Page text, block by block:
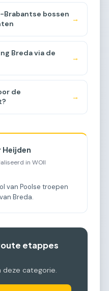
Brabantse bossen
→
Breda via de
→
de
→
Heijden
in WOII
van Poolse troepen
Breda.
etappes
deze categorie.